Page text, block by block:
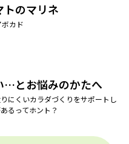
トのマリネ
カド
…とお悩みのかたへ
にくいカラダづくりをサポートし
るってホント？